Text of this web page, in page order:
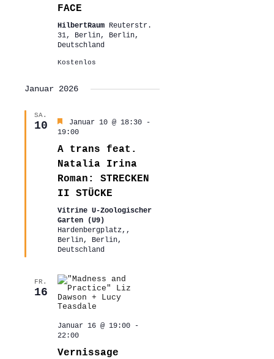
FACE
HilbertRaum Reuterstr.
31, Berlin, Berlin,
Deutschland
Kostenlos
Januar 2026
SA.
10 Hervorgehoben
Januar 10 @ 18:30-
19:00
A trans feat.
Natalia Irina
Roman: STRECKEN
II STÜCKE
Vitrine U-Zoologischer
Garten (U9)
Hardenbergplatz,,
Berlin, Berlin,
Deutschland
FR.
16
Januar 16 @ 19:00-
22:00
Vernissage